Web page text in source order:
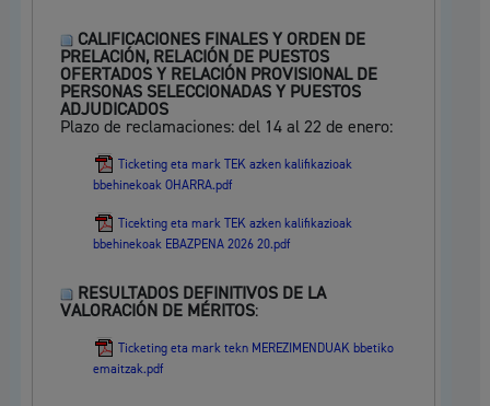
CALIFICACIONES FINALES Y ORDEN DE
PRELACIÓN, RELACIÓN DE PUESTOS
OFERTADOS Y RELACIÓN PROVISIONAL DE
PERSONAS SELECCIONADAS Y PUESTOS
ADJUDICADOS
Plazo de reclamaciones: del 14 al 22 de enero:
Ticketing eta mark TEK azken kalifikazioak
bbehinekoak OHARRA.pdf
Ticekting eta mark TEK azken kalifikazioak
bbehinekoak EBAZPENA 2026 20.pdf
RESULTADOS DEFINITIVOS DE LA
VALORACIÓN DE MÉRITOS:
Ticketing eta mark tekn MEREZIMENDUAK bbetiko
emaitzak.pdf